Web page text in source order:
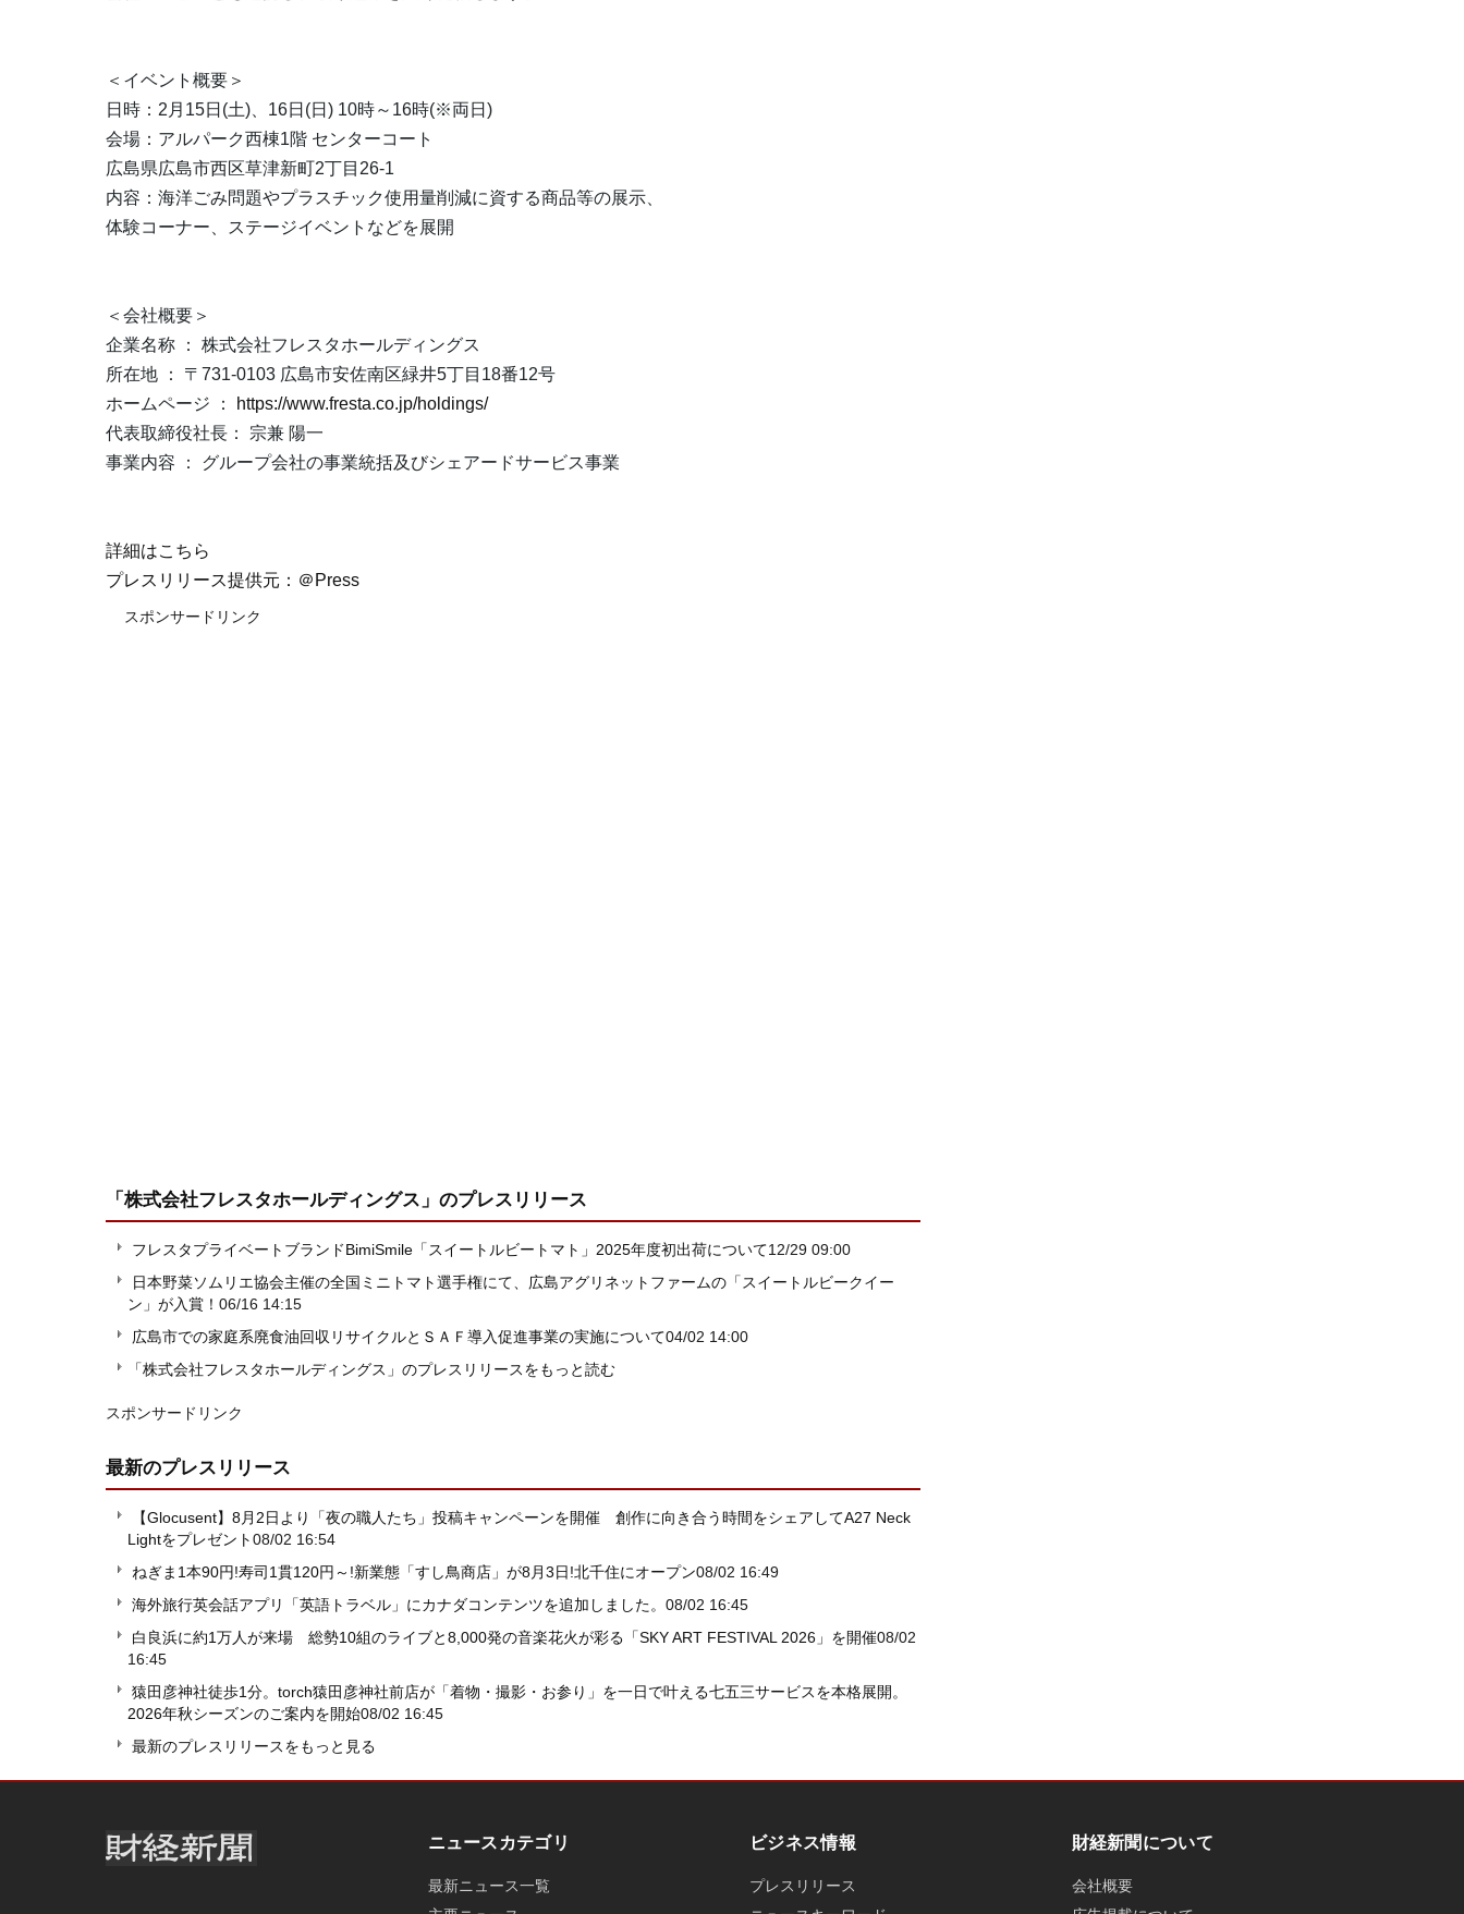
＜イベント概要＞
日時：2月15日(土)、16日(日) 10時～16時(※両日)
会場：アルパーク西棟1階 センターコート
広島県広島市西区草津新町2丁目26-1
内容：海洋ごみ問題やプラスチック使用量削減に資する商品等の展示、
体験コーナー、ステージイベントなどを展開
＜会社概要＞
企業名称 ： 株式会社フレスタホールディングス
所在地 ： 〒731-0103 広島市安佐南区緑井5丁目18番12号
ホームページ ：
https://www.fresta.co.jp/holdings/
代表取締役社長： 宗兼 陽一
事業内容 ： グループ会社の事業統括及びシェアードサービス事業
詳細はこちら
プレスリリース提供元：＠Press
スポンサードリンク
「株式会社フレスタホールディングス」 のプレスリリース
フレスタプライベートブランドBimiSmile「スイートルビートマト」2025年度初出荷について12/29 09:00
日本野菜ソムリエ協会主催の全国ミニトマト選手権にて、広島アグリネットファームの「スイートルビークイー
ン」が入賞！ 06/16 14:15
広島市での家庭系廃食油回収リサイクルとＳＡＦ導入促進事業の実施について04/02 14:00
「株式会社フレスタホールディングス」のプレスリリースをもっと読む
スポンサードリンク
最新のプレスリリース
【Glocusent】8月2日より「夜の職人たち」投稿キャンペーンを開催 創作に向き合う時間をシェアしてA27 Neck
Lightをプレゼント08/02 16:54
ねぎま1本90円!寿司1貫120円～!新業態「すし鳥商店」が8月3日!北千住にオープン08/02 16:49
海外旅行英会話アプリ「英語トラベル」にカナダコンテンツを追加しました。 08/02 16:45
白良浜に約1万人が来場 総勢10組のライブと8,000発の音楽花火が彩る「SKY ART FESTIVAL 2026」を開催08/02
16:45
猿田彦神社徒歩1分。torch猿田彦神社前店が「着物・撮影・お参り」を一日で叶える七五三サービスを本格展開。
2026年秋シーズンのご案内を開始08/02 16:45
最新のプレスリリースをもっと見る
ニュースカテゴリ
最新ニュース一覧
ビジネス情報
プレスリリース
財経新聞について
会社概要